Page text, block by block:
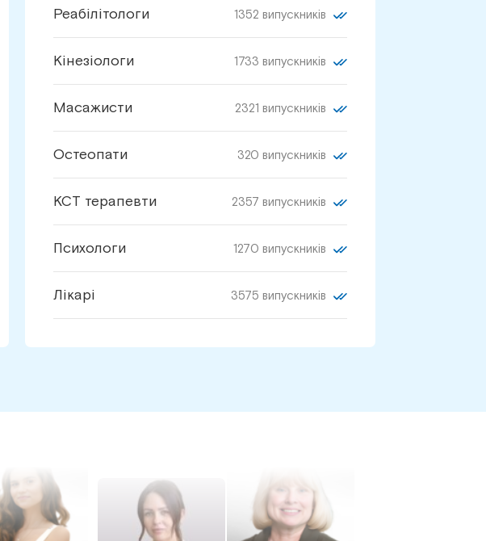
Реабілітологи 1352 випускників
Кінезіологи 1733 випускників
Масажисти 2321 випускників
Остеопати 320 випускників
КСТ терапевти 2357 випускників
Психологи 1270 випускників
Лікарі 3575 випускників